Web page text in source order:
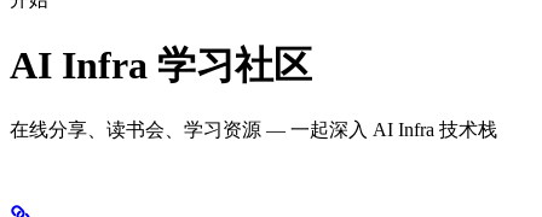
AI Infra 学习社区
在线分享、读书会、学习资源 — 一起深入 AI Infra 技术栈